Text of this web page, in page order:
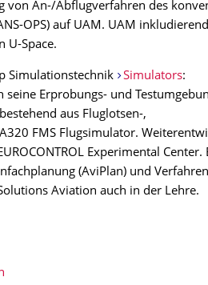
von An-/Abflugverfahren des
OPS) auf UAM. UAM
U-Space.
Simulationstechnik Simulators:
Erprobungs- und
aus Fluglotsen-,
FMS Flugsimulator.
Experimental Center.
(AviPlan) und
Aviation auch in der Lehre.